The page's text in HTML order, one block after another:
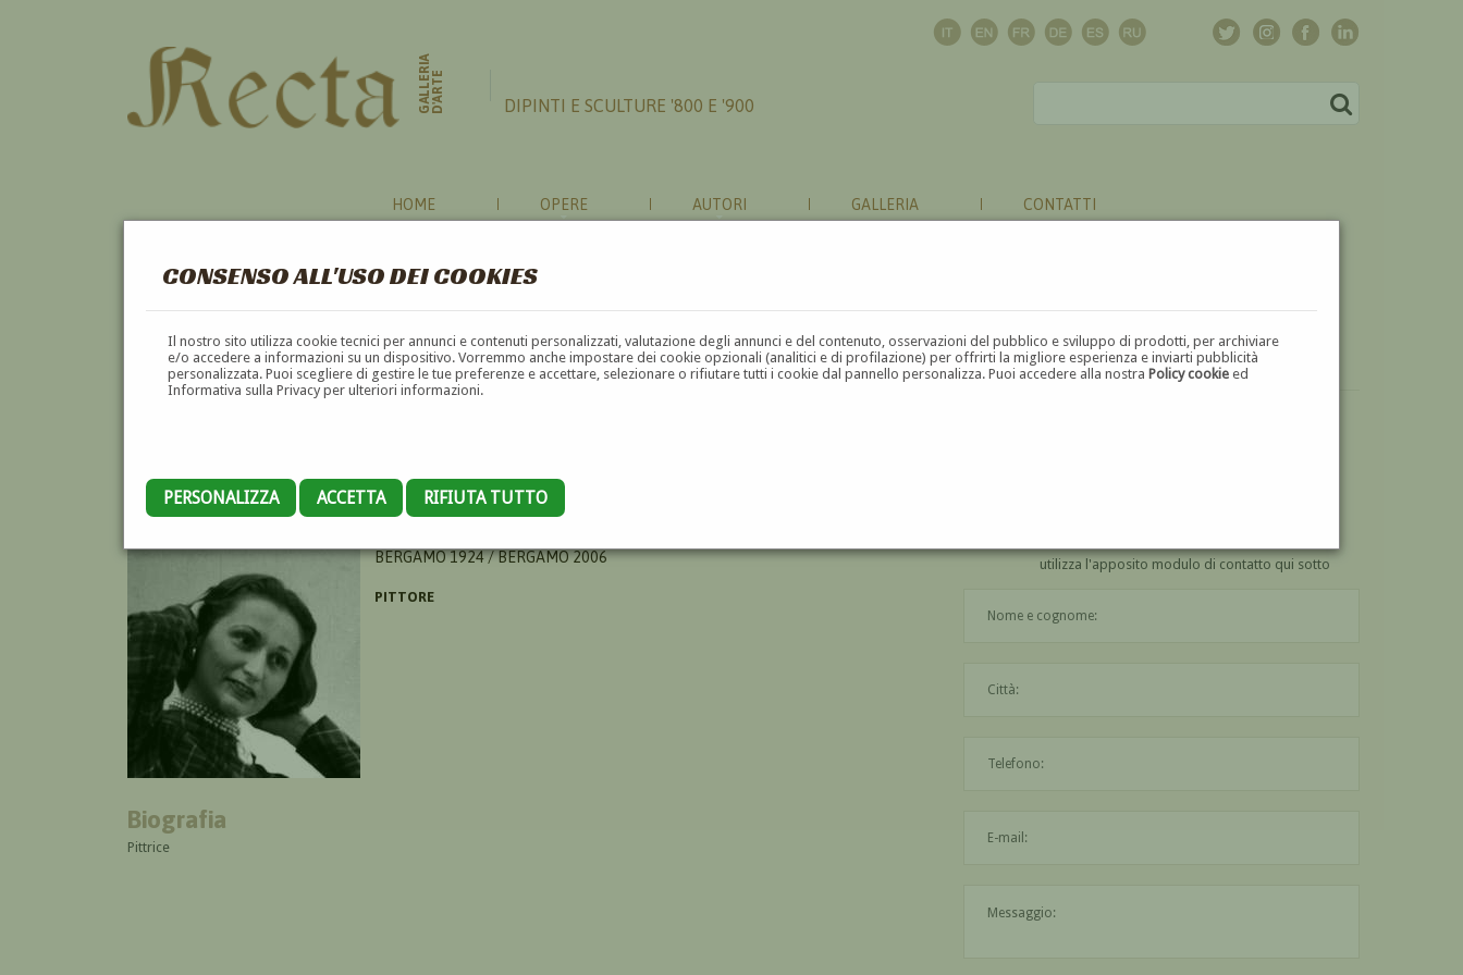
CONSENSO ALL'USO DEI COOKIES
Il nostro sito utilizza cookie tecnici per annunci e contenuti personalizzati, valutazione degli annunci e del contenuto, osservazioni del pubblico e sviluppo di prodotti, per archiviare
e/o accedere a informazioni su un dispositivo. Vorremmo anche impostare dei cookie opzionali (analitici e di profilazione) per offrirti la migliore esperienza e inviarti pubblicità
personalizzata. Puoi scegliere di gestire le tue preferenze e accettare, selezionare o rifiutare tutti i cookie dal pannello personalizza. Puoi accedere alla nostraPolicy cookie ed
Informativa sulla Privacy per ulteriori informazioni.
PERSONALIZZA ACCETTA RIFIUTA TUTTO
GALLERIAD'ARTE DIPINTI E SCULTURE '800 E '900
HOME OPERE AUTORI GALLERIA CONTATTI
TILDE POLI
BERGAMO 1924 / BERGAMO 2006
PITTORE
Biografia
Pittrice
utilizza l'apposito modulo di contatto qui sotto